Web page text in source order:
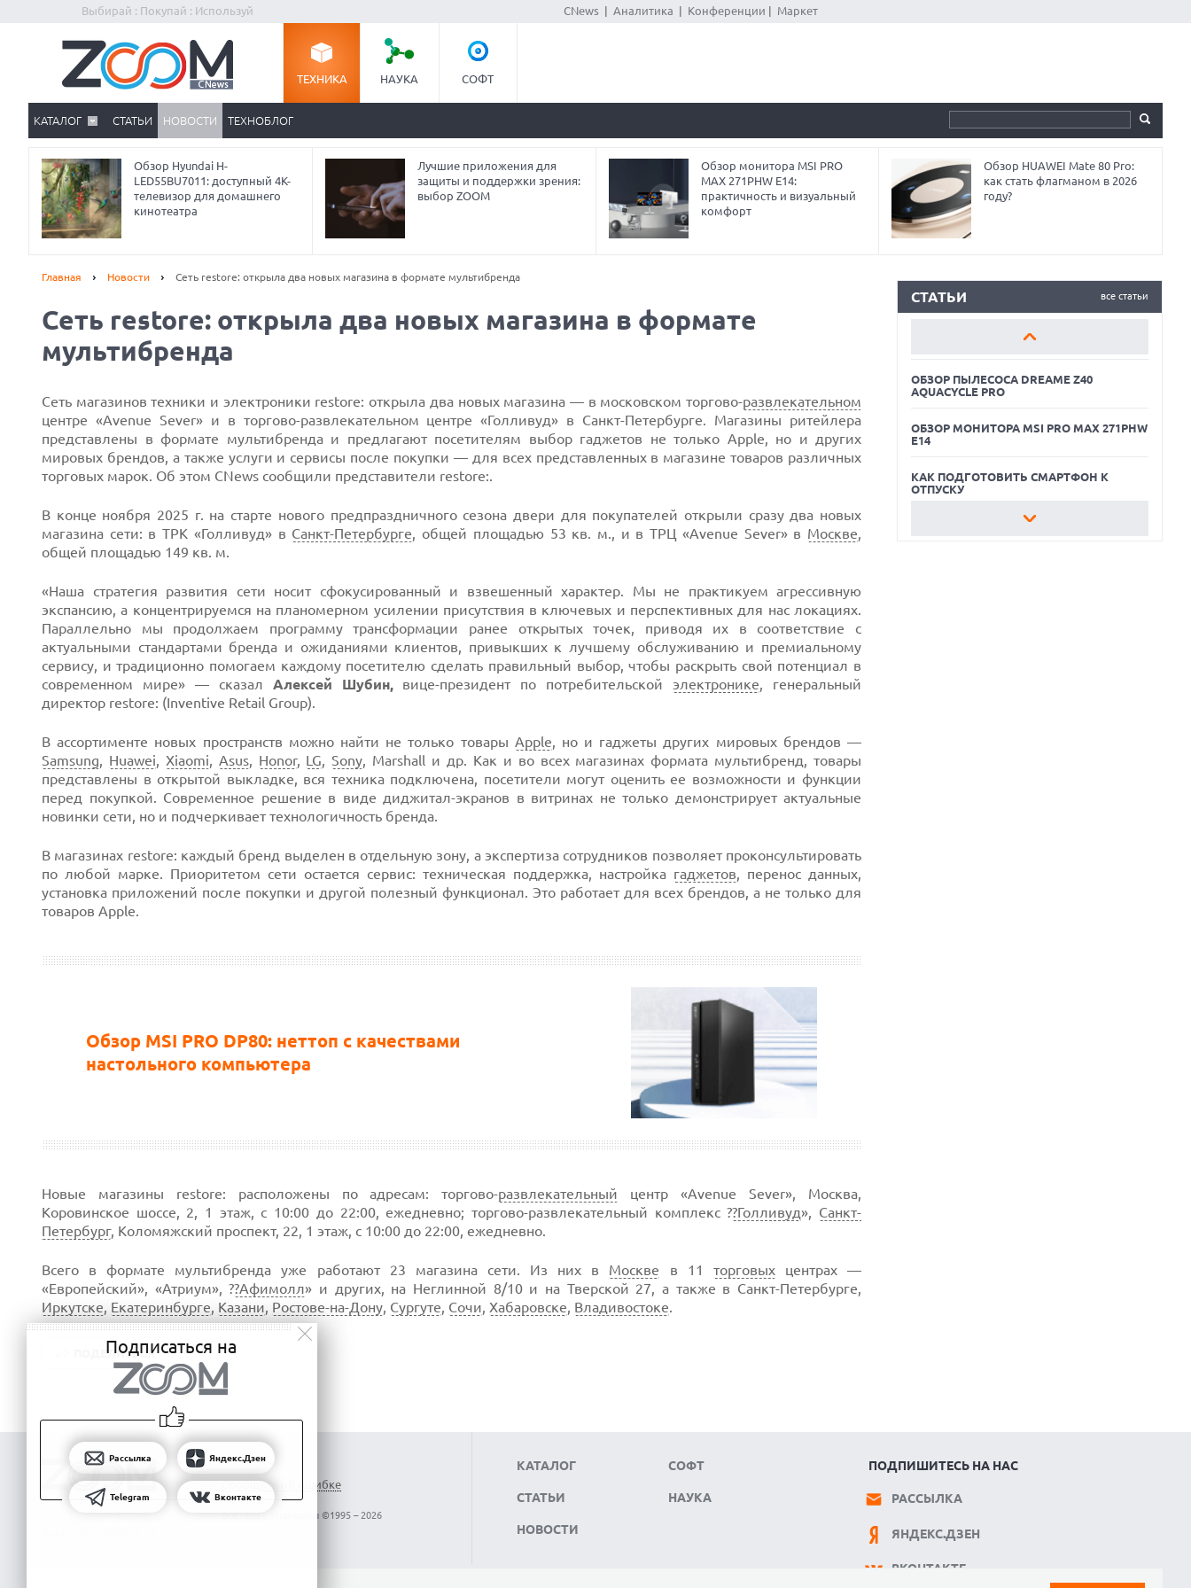
Выбирай : Покупай : Используй CNews| Аналитика Конференции Маркет
ТЕХНИКА НАУКА СОФТ
КАТАЛОГ СТАТЬИ НОВОСТИ ТЕХНОБЛОГ
Обзор Hyundai H-
LED55BU7011: доступный 4K-
телевизор для домашнего
кинотеатра
Лучшие приложения для
защиты и поддержки зрения:
выбор ZOOM
Обзор монитора MSI PRO
MAX 271PHW E14:
практичность и визуальный
комфорт
Обзор HUAWEI Mate 80 Pro:
как стать флагманом в 2026
году?
Главная Новости Сеть restore: открыла два новых магазина в формате мультибренда
Сеть restore: открыла два новых магазина в формате
мультибренда
Сеть магазинов техники и электроники restore: открыла два новых магазина — в московском торгово-развлекательном
центре «Avenue Sever» и в торгово-развлекательном центре «Голливуд» в Санкт-Петербурге. Магазины ритейлера
представлены в формате мультибренда и предлагают посетителям выбор гаджетов не только Apple, но и других
мировых брендов, а также услуги и сервисы после покупки — для всех представленных в магазине товаров различных
торговых марок. Об этом CNews сообщили представители restore:.
В конце ноября 2025 г. на старте нового предпраздничного сезона двери для покупателей открыли сразу два новых
магазина сети: в ТРК «Голливуд» в Санкт-Петербурге, общей площадью 53 кв. м., и в ТРЦ «Avenue Sever» в Москве,
общей площадью 149 кв. м.
«Наша стратегия развития сети носит сфокусированный и взвешенный характер. Мы не практикуем агрессивную
экспансию, а концентрируемся на планомерном усилении присутствия в ключевых и перспективных для нас локациях.
Параллельно мы продолжаем программу трансформации ранее открытых точек, приводя их в соответствие с
актуальными стандартами бренда и ожиданиями клиентов, привыкших к лучшему обслуживанию и премиальному
сервису, и традиционно помогаем каждому посетителю сделать правильный выбор, чтобы раскрыть свой потенциал в
современном мире» — сказал Алексей Шубин,вице-президент по потребительской электронике, генеральный
директор restore: (Inventive Retail Group).
В ассортименте новых пространств можно найти не только товары Apple, но и гаджеты других мировых брендов —
Samsung, Huawei, Xiaomi, Asus, Honor, LG,Sony, Marshall и др. Как и во всех магазинах формата мультибренд, товары
представлены в открытой выкладке, вся техника подключена, посетители могут оценить ее возможности и функции
перед покупкой. Современное решение в виде диджитал-экранов в витринах не только демонстрирует актуальные
новинки сети, но и подчеркивает технологичность бренда.
В магазинах restore: каждый бренд выделен в отдельную зону, а экспертиза сотрудников позволяет проконсультировать
по любой марке. Приоритетом сети остается сервис: техническая поддержка, настройка гаджетов, перенос данных,
установка приложений после покупки и другой полезный функционал. Это работает для всех брендов, а не только для
товаров Apple.
Обзор MSI PRO DP80: неттоп с качествами
настольного компьютера
Новые магазины restore: расположены по адресам: торгово-развлекательный центр «Avenue Sever», Москва,
Коровинское шоссе, 2, 1 этаж, с 10:00 до 22:00, ежедневно; торгово-развлекательный комплекс ??Голливуд», Санкт-
Петербург, Коломяжский проспект, 22, 1 этаж, с 10:00 до 22:00, ежедневно.
Всего в формате мультибренда уже работают 23 магазина сети. Из них в Москве в 11 торговыхцентрах —
«Европейский», «Атриум», ??Афимолл» и других, на Неглинной 8/10 и на Тверской 27, а также в Санкт-Петербурге,
Иркутске, Екатеринбурге, Казани, Ростове-на-Дону, Сургуте, Сочи, Хабаровске, Владивостоке.
ПОДЕЛИТЬСЯ
все статьи
СТАТЬИ
ОБЗОР ПЫЛЕСОСА DREAME Z40
ОБЗОР МОНИТОРА MSI PRO MAX 271PHW
E14
КАК ПОДГОТОВИТЬ СМАРТФОН К
ОБЗОР ПЫЛЕСОСА DREAME Z40
AQUACYCLE PRO
ОБЗОР МОНИТОРА MSI PRO MAX 271PHW
E14
КАК ПОДГОТОВИТЬ СМАРТФОН К
ОТПУСКУ
ОБЗОР ПЫЛЕСОСА DREAME Z40
Prev
Сообщить об ошибке
Все права защищены ©1995 – 2026
КАТАЛОГ
СТАТЬИ
НОВОСТИ
СОФТ
НАУКА
ПОДПИШИТЕСЬ НА НАС
РАССЫЛКА
ЯНДЕКС.ДЗЕН
ВКОНТАКТЕ
Подписаться на
Рассылка Яндекс.Дзен
Telegram Вконтакте